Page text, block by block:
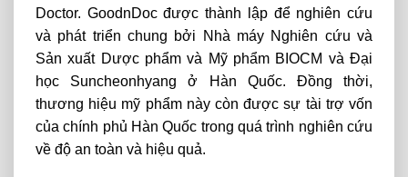
Doctor. GoodnDoc được thành lập để nghiên cứu
và phát triển chung bởi Nhà máy Nghiên cứu và
Sản xuất Dược phẩm và Mỹ phẩm BIOCM và Đại
học Suncheonhyang ở Hàn Quốc. Đồng thời,
thương hiệu mỹ phẩm này còn được sự tài trợ vốn
của chính phủ Hàn Quốc trong quá trình nghiên cứu
về độ an toàn và hiệu quả.